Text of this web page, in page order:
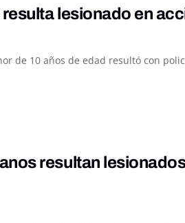
lesionado en
de 10 años de edad resultó con
resultan